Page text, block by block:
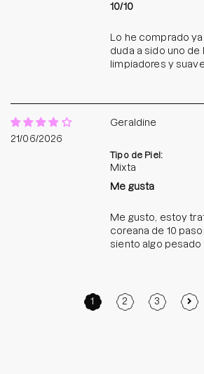
10/10
Lo he comprado
duda a sido uno de
limpiadores y
21/06/2026
Geraldine
Tipo de Piel:
Mixta
Me gusta
Me gusto, estoy
coreana de 10
siento algo pesado
1 2 3